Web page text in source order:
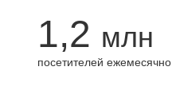
1,2 млн
посетителей ежемесячно